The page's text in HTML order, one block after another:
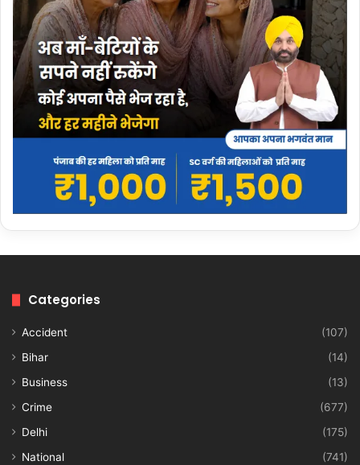
Categories
Accident
(107)
Bihar
(14)
Business
(13)
Crime
(677)
Delhi
(175)
National
(741)